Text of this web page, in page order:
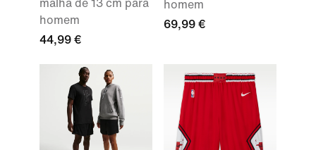
malha de 13 cm para
homem
44,99 €
homem
69,99 €